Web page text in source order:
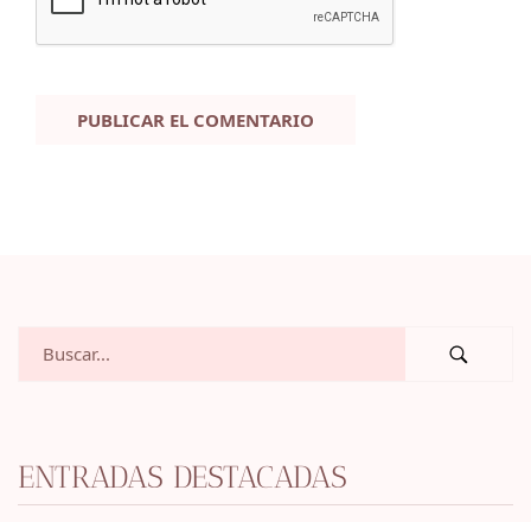
ENTRADAS DESTACADAS